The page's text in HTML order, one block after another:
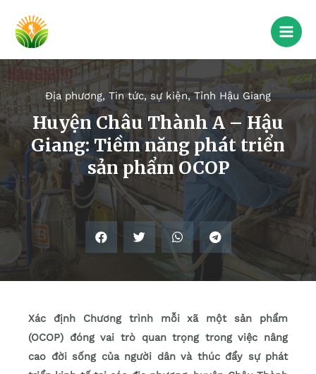
Địa phương, Tin tức, sự kiện,Tỉnh Hậu Giang
Huyện Châu Thành A – Hậu
Giang: Tiềm năng phát triển
sản phẩm OCOP
Xác định Chương trình mỗi xã một sản phẩm
(OCOP) đóng vai trò quan trọng trong việc nâng
cao đời sống của người dân và thúc đẩy sự phát